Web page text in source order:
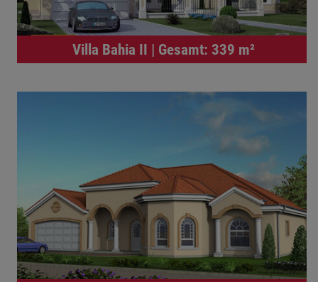
Villa Bahia II | Gesamt: 339 m²